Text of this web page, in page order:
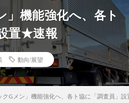
」機能強化へ、各ト
置★速報
動向/展望
クGメン」機能強化へ、各ト協に「調査員」